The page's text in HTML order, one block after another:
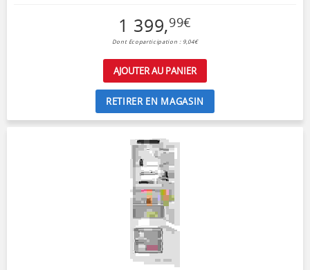
1 399,99€
Dont Ecoparticipation : 9,04€
AJOUTER AU PANIER
RETIRER EN MAGASIN